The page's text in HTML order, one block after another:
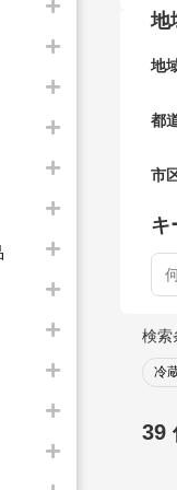
地
地
都
市
キ
検索
冷
39